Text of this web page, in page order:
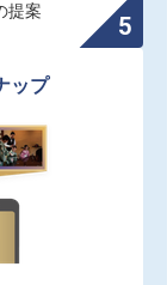
提案
ップ